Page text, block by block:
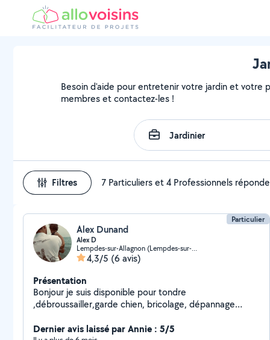
Besoin d'aide pour entretenir votre jardin et votre
membres et contactez-les !
Filtres 7 Particuliers et 4 Professionnels
Particulier
Alex Dunand
Alex D
Lempdes-sur-Allagnon (Lempdes-sur-Allagnon)
4,3/5 (6 avis)
Présentation
Bonjour je suis disponible pour tondre
,débroussailler,garde chien, bricolage, dépannage
plaisir!
Dernier avis laissé par Annie : 5/5